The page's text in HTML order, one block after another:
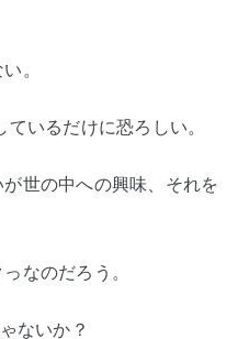
。
いるだけに恐ろしい。
世の中への興味、それを
なのだろう。
ないか？